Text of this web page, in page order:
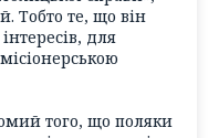
Тобто те, що він
для
того, що поляки